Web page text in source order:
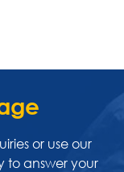
or use our
answer your